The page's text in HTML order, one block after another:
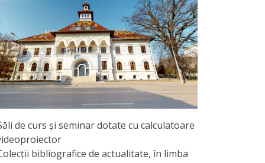
de curs și seminar dotate cu calculatoare
bibliografice de actualitate, în limba